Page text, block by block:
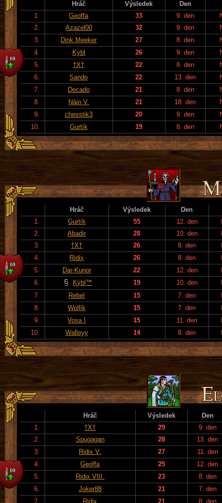
Hráč Výsledek
Den
1.
Geoffa 33 9. den
2.
Azazel00 32 9. den
3.
Dink Meeker 27 8. den
4.
Kybl 26 9. den
5.
†X† 22 8. den
6.
Sando 22 13. den
7.
Decado 21 8. den
8.
Náin V. 21 18. den
9.
chesstik3 20 9. den
10.
Gurtík 19 8. den
Hráč Výsledek
Den
1.
Gurtík 55 12. den
2.
Abadir 28 10. den
3.
†X† 26 8. den
4.
Ridix 26 8. den
5.
Dar-Kunor 22 12. den
6.
Kýbl™ 19 10. den
7.
Rebel 15 7. den
8.
Wolfik 15 7. den
9.
Vosa I 15 11. den
10.
Walleyy 14 8. den
Hráč Výsledek
Den
1.
†X† 29
9. den
2.
Spugagan 28
13. den
3.
Ridix V. 27
11. den
4.
Geoffa 25
12. den
5.
Ridix VIII. 23
8. den
6.
Joker88 21
7. den
7.
Ridix 21
8. den